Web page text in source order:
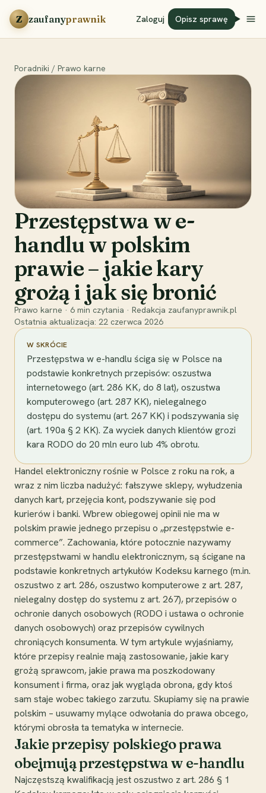
Przejdź do treści
Z zaufanyprawnik Zaloguj Opisz sprawę
Poradniki / Prawo karne
Przestępstwa w e-
handlu w polskim
prawie – jakie kary
grożą i jak się bronić
Prawo karne · 6 min czytania · Redakcja zaufanyprawnik.pl
Ostatnia aktualizacja: 22 czerwca 2026
W SKRÓCIE
Przestępstwa w e-handlu ściga się w Polsce na
podstawie konkretnych przepisów: oszustwa
internetowego (art. 286 KK, do 8 lat), oszustwa
komputerowego (art. 287 KK), nielegalnego
dostępu do systemu (art. 267 KK) i podszywania się
(art. 190a § 2 KK). Za wyciek danych klientów grozi
kara RODO do 20 mln euro lub 4% obrotu.
Handel elektroniczny rośnie w Polsce z roku na rok, a
wraz z nim liczba nadużyć: fałszywe sklepy, wyłudzenia
danych kart, przejęcia kont, podszywanie się pod
kurierów i banki. Wbrew obiegowej opinii nie ma w
polskim prawie jednego przepisu o „przestępstwie e-
commerce”. Zachowania, które potocznie nazywamy
przestępstwami w handlu elektronicznym, są ścigane na
podstawie konkretnych artykułów Kodeksu karnego (m.in.
oszustwo z art. 286, oszustwo komputerowe z art. 287,
nielegalny dostęp do systemu z art. 267), przepisów o
ochronie danych osobowych (RODO i ustawa o ochronie
danych osobowych) oraz przepisów cywilnych
chroniących konsumenta. W tym artykule wyjaśniamy,
które przepisy realnie mają zastosowanie, jakie kary
grożą sprawcom, jakie prawa ma poszkodowany
konsument i firma, oraz jak wygląda obrona, gdy ktoś
sam staje wobec takiego zarzutu. Skupiamy się na prawie
polskim – usuwamy mylące odwołania do prawa obcego,
którymi obrosła ta tematyka w internecie.
Jakie przepisy polskiego prawa
obejmują przestępstwa w e-handlu
Najczęstszą kwalifikacją jest oszustwo z art. 286 § 1